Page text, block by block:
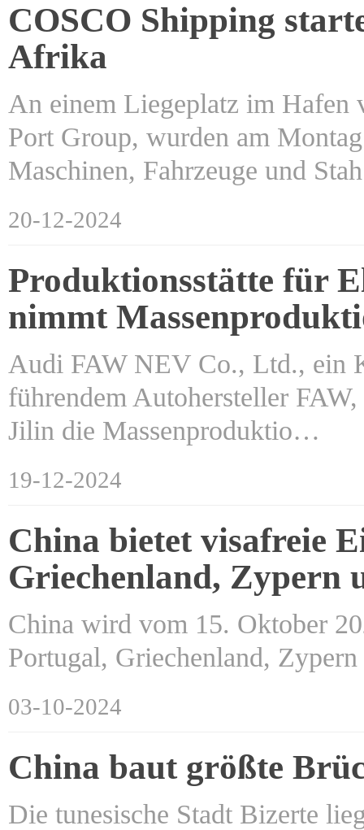
COSCO Shipping
Afrika
An einem Liegeplatz im Hafen
Port Group, wurden am
Maschinen, Fahrzeuge und
20-12-2024
Produktionsstätte für
nimmt
Audi FAW NEV Co., Ltd., ein
führendem Autohersteller
Jilin die Massenproduktio…
19-12-2024
China bietet visafreie
Griechenland, Zypern
China wird vom 15. Oktober
Portugal, Griechenland,
03-10-2024
China baut größte
Die tunesische Stadt Bizerte